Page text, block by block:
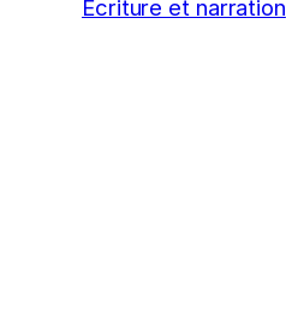
Écriture et narration